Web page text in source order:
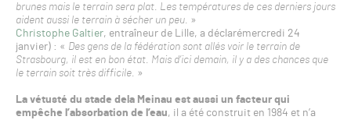
brunes mais le terrain sera plat. Les températures de ces derniers jours
aident aussi le terrain à sécher un peu. »
Christophe Galtier, entraîneur de Lille, a déclarémercredi 24
janvier) : « Des gens de la fédération sont allés voir le terrain de
Strasbourg, il est en bon état. Mais d’ici demain, il y a des chances que
le terrain soit très difficile. »
La vétusté du stade dela Meinau est aussi un facteur qui
empêche l’absorbation de l’eau, il a été construit en 1984 et n’a